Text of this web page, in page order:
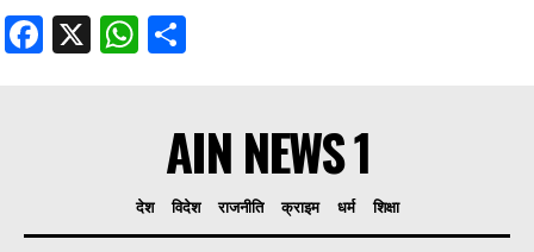
Facebook
X WhatsApp
AIN NEWS 1
देश विदेश राजनीति क्राइम धर्म शिक्षा